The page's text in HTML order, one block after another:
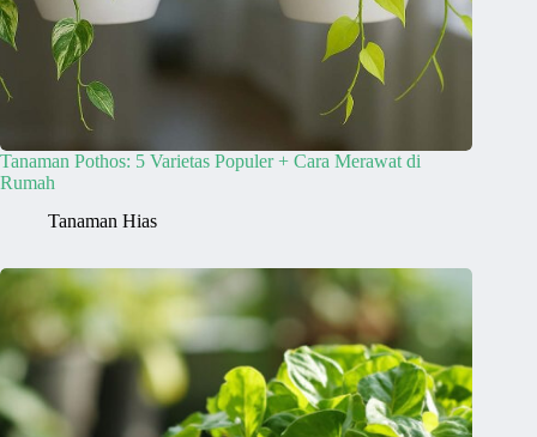
Tanaman Pothos: 5 Varietas Populer + Cara Merawat di
Rumah
Tanaman Hias